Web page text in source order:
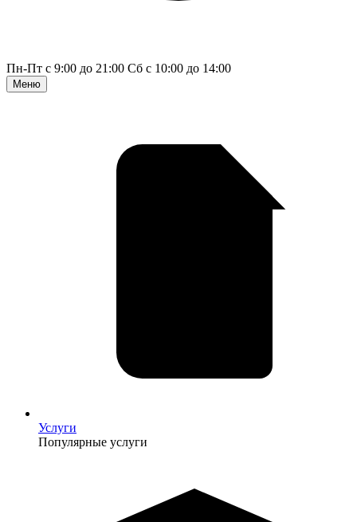
Пн-Пт с 9:00 до 21:00 Сб с 10:00 до 14:00
Меню
Услуги
Популярные услуги